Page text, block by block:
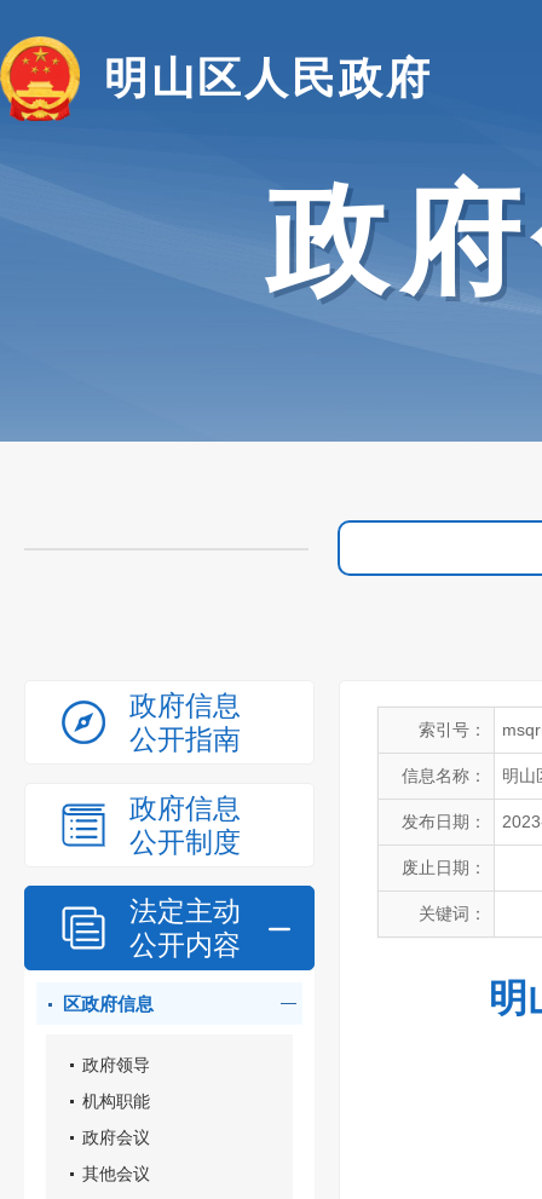
明山区人民政府
政
政府信息
公开指南
政府信息
公开制度
法定主动
公开内容
区政府信息
政府领导
机构职能
政府会议
其他会议
索引号：
信息名称： 明山
发布日期：
废止日期：
关键词：
明